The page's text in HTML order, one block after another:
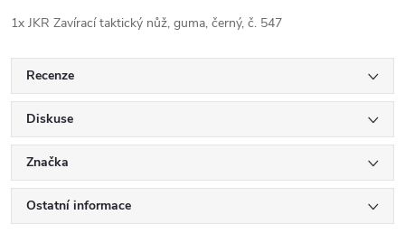
1x JKR Zavírací taktický nůž, guma, černý, č. 547
Recenze
Diskuse
Značka
Ostatní informace